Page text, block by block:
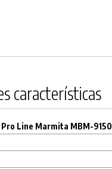
características
Line Marmita MBM-9150